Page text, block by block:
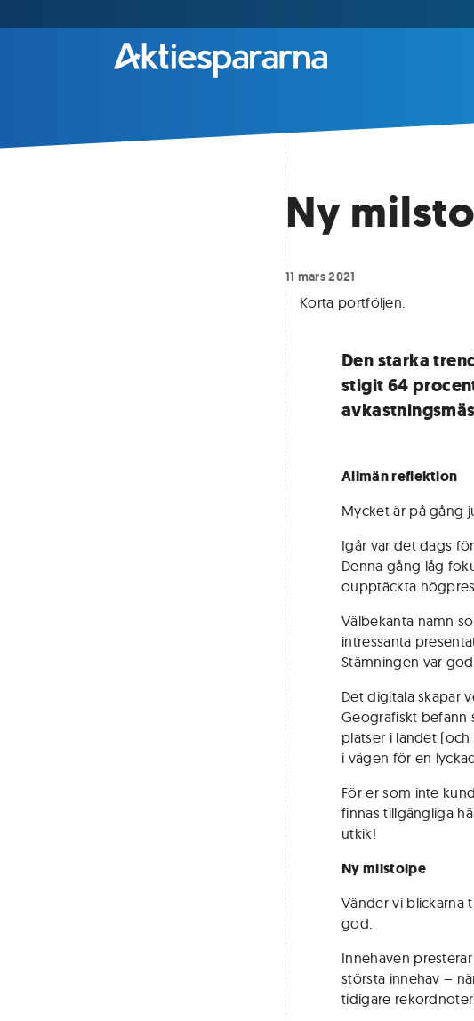
Ny
11 mars 2021
Korta portföljen.
Den starka
stigit 64
Allmän reflektion
Mycket är på gång
Igår var det dags
Denna gång låg
oupptäckta
Välbekanta namn
intressanta
Stämningen var
Det digitala skapar
Geografiskt befann
platser i landet
i vägen för en
För er som inte
finnas tillgängliga
utkik!
Ny milstolpe
Vänder vi blickarna
god.
Innehaven
största innehav –
tidigare